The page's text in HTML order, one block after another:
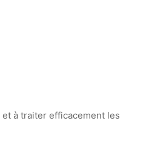
à traiter efficacement les